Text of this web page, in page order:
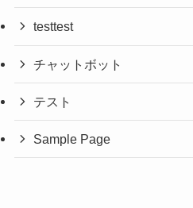
testtest
チャットボット
テスト
Sample Page